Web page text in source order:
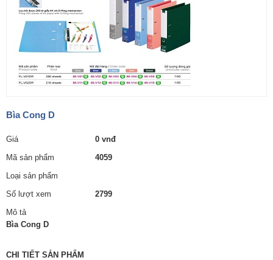
Bìa Cong D
Giá
0 vnđ
Mã sản phẩm
4059
Loại sản phẩm
Số lượt xem
2799
Mô tả
Bìa Cong D
CHI TIẾT SẢN PHẨM